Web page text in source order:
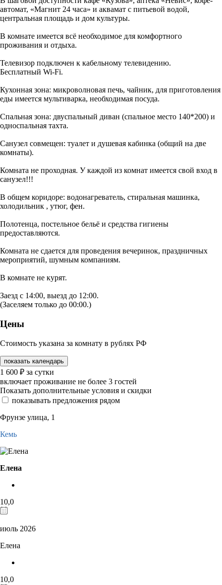
автомат, «Магнит 24 часа» и аквамат с питьевой водой,
центральная плoщaдь и дом культуpы.
В комнате имеется всё необходимое для комфортного
проживания и отдыха.
Телевизор подключен к кабельному телевидению.
Бесплатный Wi-Fi.
Кухонная зона: микроволновая печь, чайник, для приготовления
еды имеется мультиварка, необходимая посуда.
Спальная зона: двуспальный диван (спальное место 140*200) и
односпальная тахта.
Санузел совмещен: туалет и душевая кабинка (общий на две
комнаты).
Комната не проходная. У каждой из комнат имеется свой вход в
санузел!!!
В общем коридоре: водонагреватель, стиральная машинка,
холодильник , утюг, фен.
Полотенца, постельное бельё и средства гигиены
предоставляются.
Комната не сдается для проведения вечеринок, праздничных
мероприятий, шумным компаниям.
В комнате не курят.
Заезд с 14:00, выезд до 12:00.
(Заселяем только до 00:00.)
Цены
Стоимость указана за комнату в рублях РФ
показать календарь
1 600 ₽ за сутки
включает проживание не более 3 гостей
Показать дополнительные условия и скидки
показывать предложения рядом
Фрунзе улица, 1
Кемь
Елена
10,0
июль 2026
Елена
10,0